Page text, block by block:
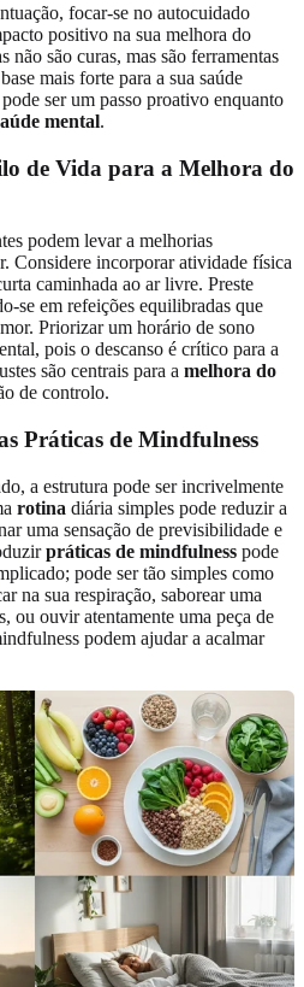
focar-se no autocuidado
positivo na sua melhora do
não são curas, mas são ferramentas
mais forte para a sua saúde
ser um passo proativo enquanto
mental.
de Vida para a Melhora do
podem levar a melhorias
Considere incorporar atividade física
caminhada ao ar livre. Preste
se em refeições equilibradas que
Priorizar um horário de sono
pois o descanso é crítico para a
são centrais para a melhora do
de controlo.
Práticas de Mindfulness
a estrutura pode ser incrivelmente
rotina diária simples pode reduzir a
uma sensação de previsibilidade e
práticas de mindfulness pode
pode ser tão simples como
na sua respiração, saborear uma
ou ouvir atentamente uma peça de
podem ajudar a acalmar